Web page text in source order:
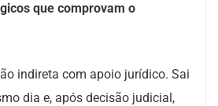
que comprovam o
indireta com apoio jurídico. Sai
dia e, após decisão judicial,